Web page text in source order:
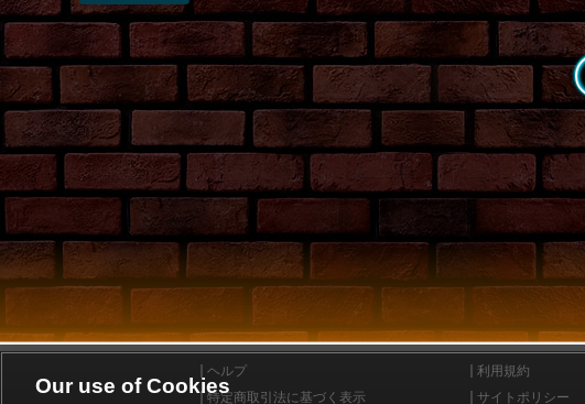
ヘルプ 利用規約
特定商取引法に基づく表示
サイトポリシー
Our use of Cookies